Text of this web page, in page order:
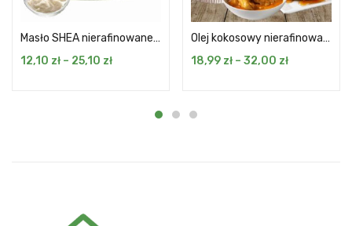
Masło SHEA nierafinowane do ciała 180/400 g
12,10 zł – 25,10 zł
Olej kokosowy nierafinowany 500/900 ml
18,99 zł – 32,00 zł